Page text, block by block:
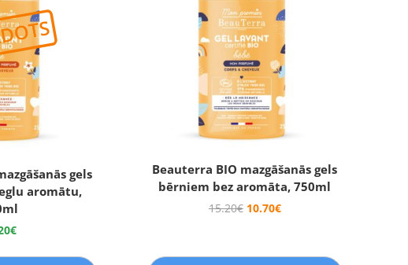
gels
aromātu,
€
Beauterra BIO mazgāšanās gels
bērniem bez aromāta, 750ml
15.20€ 10.70€